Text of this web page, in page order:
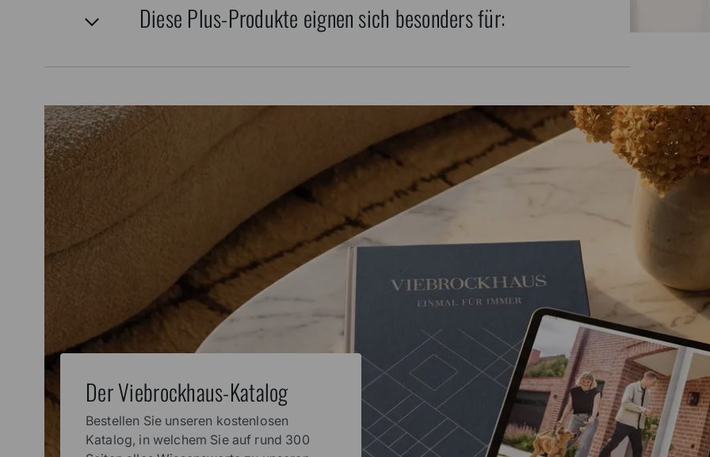
Diese Plus-Produkte eignen sich besonders für:
Der Viebrockhaus-Katalog
Bestellen Sie unseren kostenlosen
Katalog, in welchem Sie auf rund 300